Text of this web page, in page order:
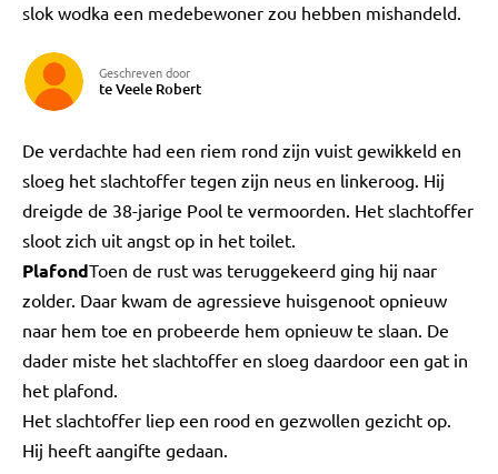
slok wodka een medebewoner zou hebben mishandeld.
Geschreven door
te Veele Robert
De verdachte had een riem rond zijn vuist gewikkeld en
sloeg het slachtoffer tegen zijn neus en linkeroog. Hij
dreigde de 38-jarige Pool te vermoorden. Het slachtoffer
sloot zich uit angst op in het toilet.
PlafondToen de rust was teruggekeerd ging hij naar
zolder. Daar kwam de agressieve huisgenoot opnieuw
naar hem toe en probeerde hem opnieuw te slaan. De
dader miste het slachtoffer en sloeg daardoor een gat in
het plafond.
Het slachtoffer liep een rood en gezwollen gezicht op.
Hij heeft aangifte gedaan.